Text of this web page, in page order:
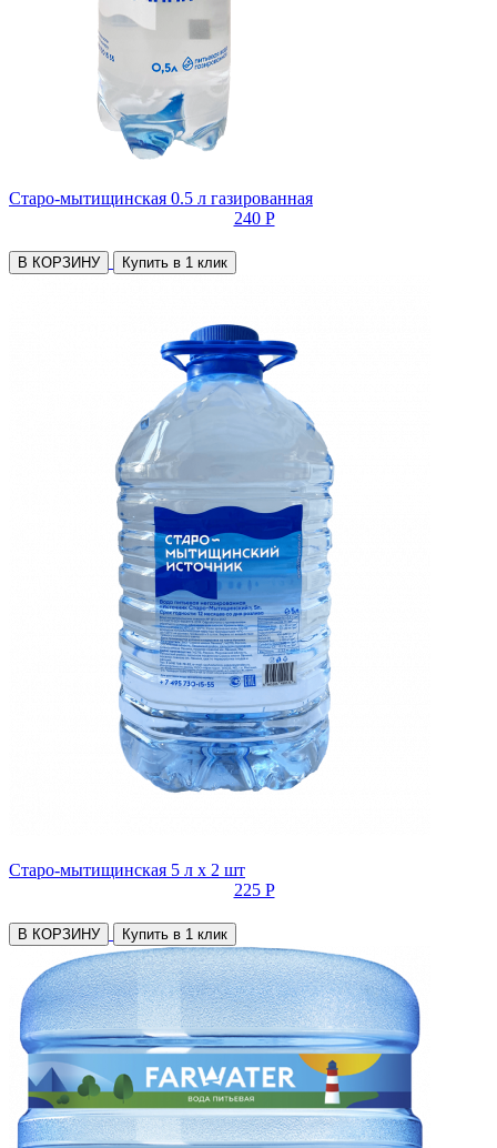
Старо-мытищинская 0.5 л газированная
240 Р
В КОРЗИНУ Купить в 1 клик
Старо-мытищинская 5 л х 2 шт
225 Р
В КОРЗИНУ Купить в 1 клик